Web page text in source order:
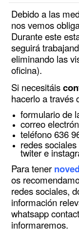
Debido a las
nos vemos
Durante este
seguirá
eliminando las
oficina).
Si necesitáis
hacerlo a través
formulario de
correo
teléfono 636
redes
twiter e
Para tener
os
redes sociales,
información
whatsapp
informaremos.